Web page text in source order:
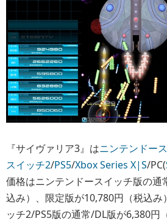
『サイヴァリア3』はニンテンドー
スイッチ2/PS5/Xbox Series X|S/PC(
価格はニンテンドースイッチ版の
込み）、限定版が10,780円（税込み
ッチ2/PS5版の通常/DL版が6,380円